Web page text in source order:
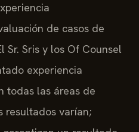
de casos de
Sr. Sris y los Of Counsel
experiencia
todas las áreas de
resultados varían;